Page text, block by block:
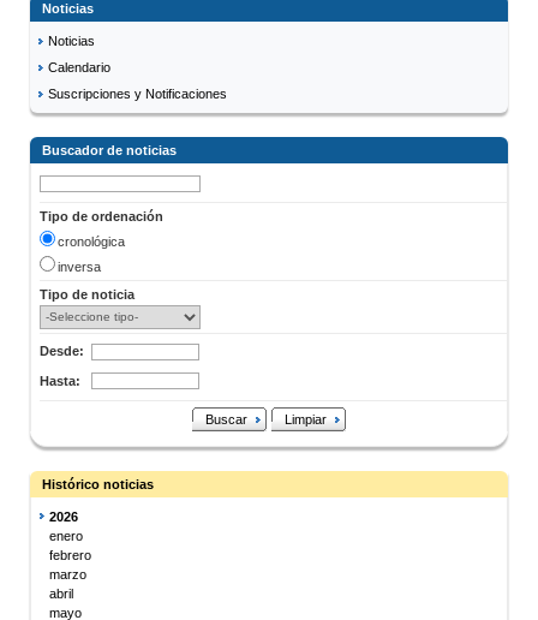
Noticias
Noticias
Calendario
Suscripciones y Notificaciones
Buscador de noticias
Tipo de ordenación
cronológica
inversa
Tipo de noticia
Desde:
Hasta:
Buscar Limpiar
Histórico noticias
2026
enero
febrero
marzo
abril
mayo